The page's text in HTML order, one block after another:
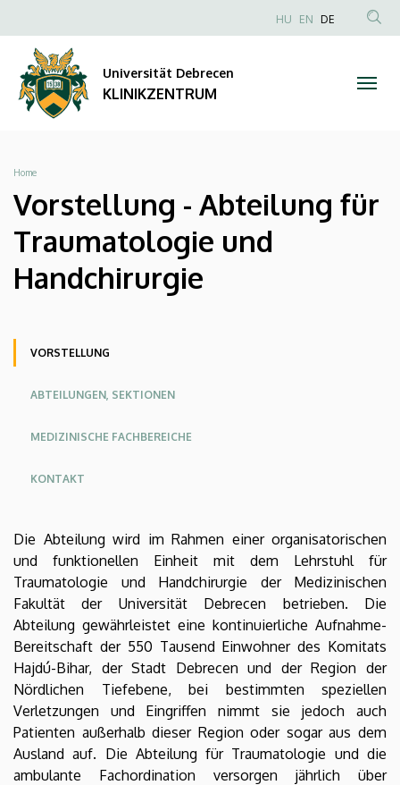
Abteilung
Traumatologie
und
Handchirurgie
zum
Inhalt
Anonim
HU EN DE
Universität Debrecen
KLINIKZENTRUM
Breadcrumb
Home
Vorstellung - Abteilung für
Traumatologie und
Handchirurgie
Oldalmenü
Oldalmenu
Angol
Oldalmenü
Német
VORSTELLUNG
ABTEILUNGEN, SEKTIONEN
MEDIZINISCHE FACHBEREICHE
KONTAKT
Die Abteilung wird im Rahmen einer organisatorischen
und funktionellen Einheit mit dem Lehrstuhl für
Traumatologie und Handchirurgie der Medizinischen
Fakultät der Universität Debrecen betrieben. Die
Abteilung gewährleistet eine kontinuierliche Aufnahme-
Bereitschaft der 550 Tausend Einwohner des Komitats
Hajdú-Bihar, der Stadt Debrecen und der Region der
Nördlichen Tiefebene, bei bestimmten speziellen
Verletzungen und Eingriffen nimmt sie jedoch auch
Patienten außerhalb dieser Region oder sogar aus dem
Ausland auf. Die Abteilung für Traumatologie und die
ambulante Fachordination versorgen jährlich über